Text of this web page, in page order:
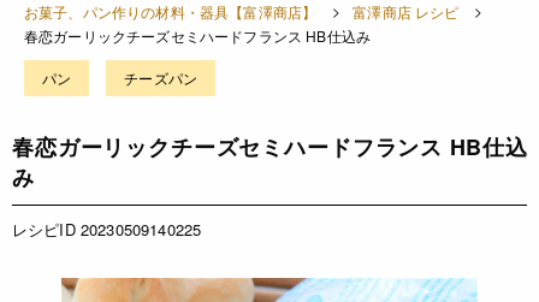
お菓子、パン作りの材料・器具【富澤商店】
富澤商店 レシピ
春恋ガーリックチーズセミハードフランス HB仕込み
パン チーズパン
春恋ガーリックチーズセミハードフランス HB仕込
み
レシピID 20230509140225